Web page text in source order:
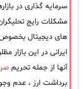
سرمایه گذاری در
مشکلات رایج
های دیجیتال بخصوص
ایرانی در این
آنها از جمله تحریم
برداشت ارز ، عدم